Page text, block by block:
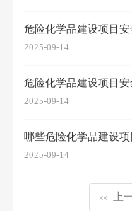
危险化学品建设项目
2025-09-14
危险化学品建设项目
2025-09-14
哪些危险化学品建设
2025-09-14
<< 上